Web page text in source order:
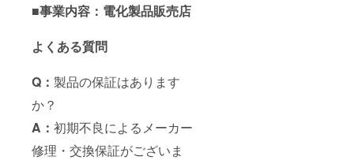
■事業内容：電化製品販売店
よくある質問
Q： 製品の保証はあります
か？
A： 初期不良によるメーカー
修理・交換保証がございま